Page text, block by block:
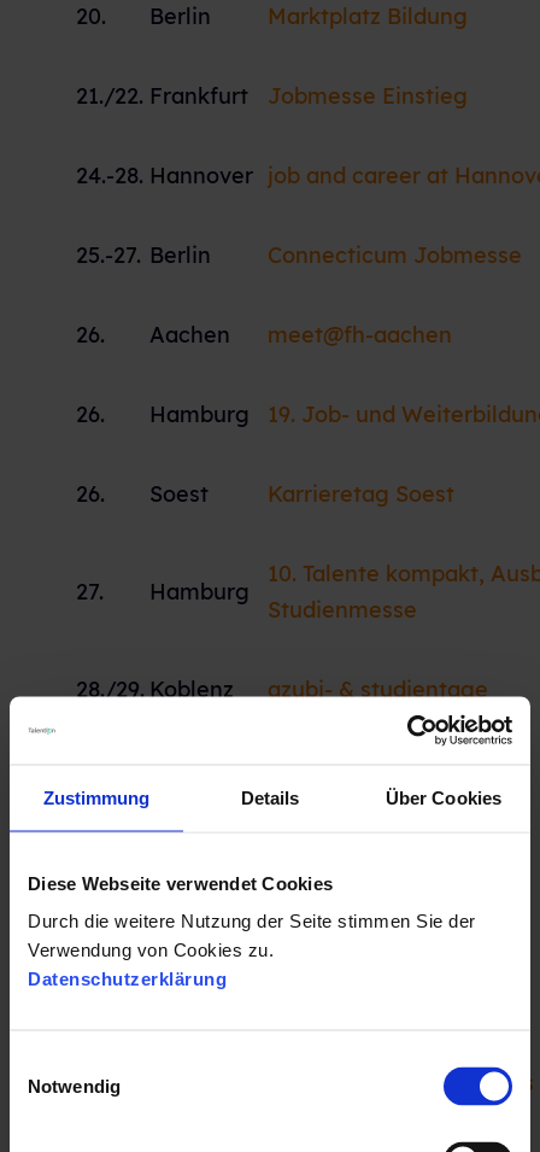
Zustimmung Details Über Cookies
Diese Webseite verwendet Cookies
Durch die weitere Nutzung der Seite stimmen Sie der
Verwendung von Cookies zu.
Datenschutzerklärung
Notwendig
20. Berlin Marktplatz Bildung
21./22. Frankfurt Jobmesse Einstieg
24.-28. Hannover job and career at
25.-27. Berlin Connecticum Jobmesse
26. Aachen meet@fh-aachen
26. Hamburg 19. Job- und
26. Soest Karrieretag Soest
27. Hamburg
10. Talente kompakt,
Studienmesse
28./29.Koblenz azubi- & studientage
Mai
4. Absolventenkongress